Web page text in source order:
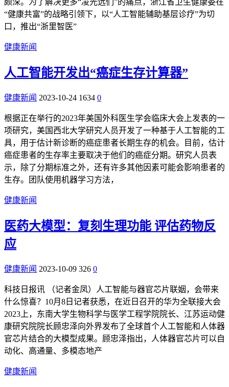
“健康共富”的战略引领下，以“人工智能辅助基层诊疗”为切
口，推出“浙里智医”
健康新闻
人工智能开发出“癌症生存计算器”
健康新闻 2023-10-24 1634 0
根据正在举行的2023年美国外科医生学会临床大会上发表的一
项研究，美国西北大学研究人员开发了一种基于人工智能的工
具，用于估计新诊断的癌症患者长期生存的机会。目前，估计
癌症患者的生存率主要取决于他们的癌症分期。研究人员表
示，除了分期标准之外，还有许多其他因素可能会影响患者的
生存。团队使用机器学习方法，
健康新闻
医药大模型：复刻生理功能 评估药物反
应
健康新闻 2023-10-09 326 0
科技日报讯 （记者金凤）人工智能与器官芯片联姻，会带来
什么惊喜？10月8日记者获悉，在近日召开的华为全联接大会
2023上，东南大学生物科学与医学工程学院院长、江苏运动健
康研究院院长顾忠泽向外界发布了全球首个人工智能和人体器
官芯片结合的大模型成果。顾忠泽指出，人体器官芯片可以自
动化、高通量、多模态地产
健康新闻